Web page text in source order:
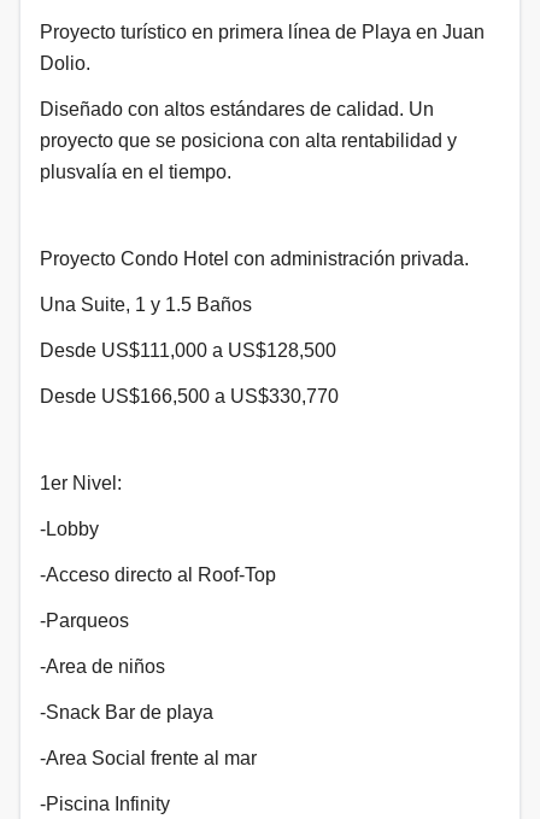
Proyecto turístico en primera línea de Playa en Juan
Dolio.
Diseñado con altos estándares de calidad. Un
proyecto que se posiciona con alta rentabilidad y
plusvalía en el tiempo.
Proyecto Condo Hotel con administración privada.
Una Suite, 1 y 1.5 Baños
Desde US$111,000 a US$128,500
Desde US$166,500 a US$330,770
1er Nivel:
-Lobby
-Acceso directo al Roof-Top
-Parqueos
-Area de niños
-Snack Bar de playa
-Area Social frente al mar
-Piscina Infinity